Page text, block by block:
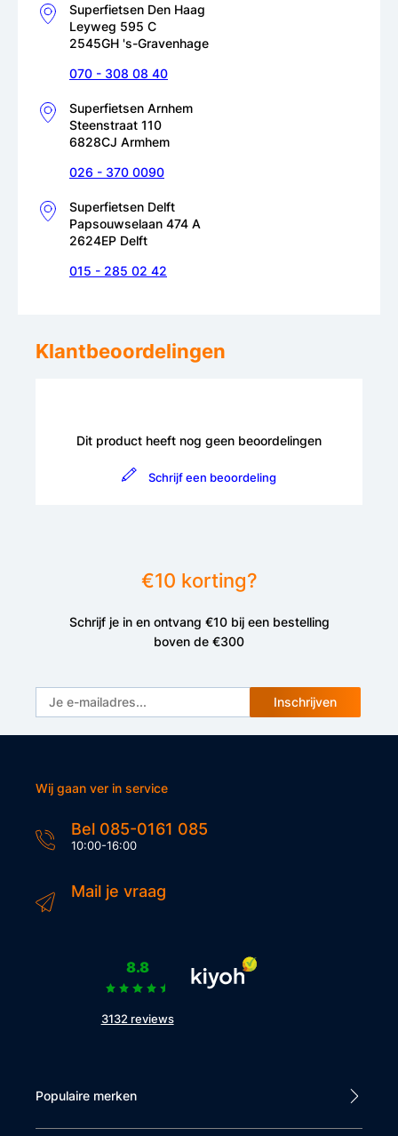
Superfietsen Den Haag
Leyweg 595 C
2545GH 's-Gravenhage
070 - 308 08 40
Superfietsen Arnhem
Steenstraat 110
6828CJ Armhem
026 - 370 0090
Superfietsen Delft
Papsouwselaan 474 A
2624EP Delft
015 - 285 02 42
Klantbeoordelingen
Dit product heeft nog geen beoordelingen
Schrijf een beoordeling
€10 korting?
Schrijf je in en ontvang €10 bij een bestelling
boven de €300
Inschrijven
Wij gaan ver in service
Bel 085-0161 085
10:00-16:00
Mail je vraag
8.8
3132 reviews
Populaire merken